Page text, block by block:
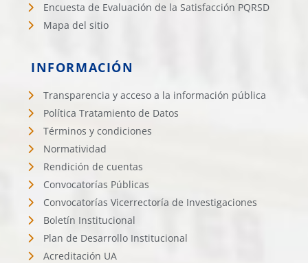
Encuesta de Evaluación de la Satisfacción PQRSD
Mapa del sitio
INFORMACIÓN
Transparencia y acceso a la información pública
Política Tratamiento de Datos
Términos y condiciones
Normatividad
Rendición de cuentas
Convocatorías Públicas
Convocatorías Vicerrectoría de Investigaciones
Boletín Institucional
Plan de Desarrollo Institucional
Acreditación UA